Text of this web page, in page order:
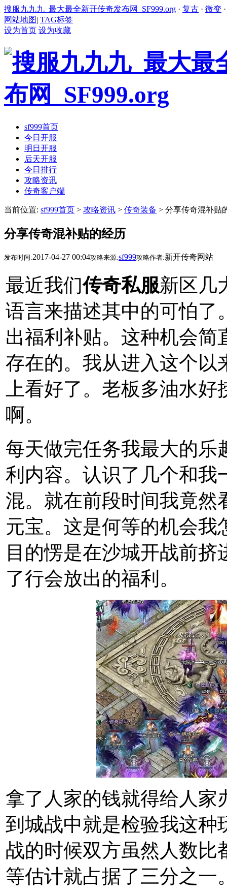
搜服九九九_最大最全新开传奇发布网_SF999.org · 复古 · 微变
网站地图| TAG标签
设为首页 设为收藏
sf999首页
今日开服
明日开服
后天开服
今日排行
攻略资讯
传奇客户端
当前位置: sf999首页 > 攻略资讯 > 传奇装备 > 分享传奇混补贴
分享传奇混补贴的经历
发布时间:2017-04-27 00:04攻略来源:sf999攻略作者:新开传奇网站
最近我们传奇私服新区几
语言来描述其中的可怕了
出福利补贴。这种机会简
存在的。我从进入这个以
上看好了。老板多油水
啊。
每天做完任务我最大的乐
利内容。认识了几个和我
混。就在前段时间我竟然
元宝。这是何等的机会我
目的愣是在沙城开战前
了行会放出的福利。
拿了人家的钱就得给人家
到城战中就是检验我这种
战的时候双方虽然人数比
等估计就占据了三分之一